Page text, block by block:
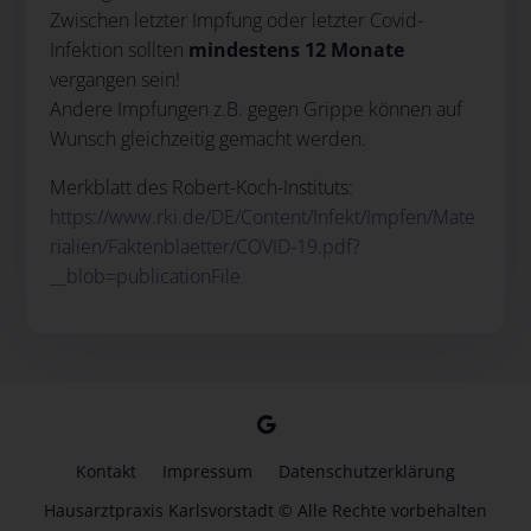
Zwischen letzter Impfung oder letzter Covid-
Infektion sollten mindestens 12 Monate
vergangen sein!
Andere Impfungen z.B. gegen Grippe können auf
Wunsch gleichzeitig gemacht werden.
Merkblatt des Robert-Koch-Instituts:
https://www.rki.de/DE/Content/Infekt/Impfen/Mate
rialien/Faktenblaetter/COVID-19.pdf?
__blob=publicationFile
Kontakt Impressum
Datenschutzerklärung
Hausarztpraxis Karlsvorstadt © Alle Rechte vorbehalten